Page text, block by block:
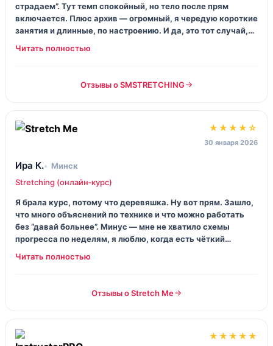
страдаем”. Тут темп спокойный, но тело после прям
включается. Плюс архив — огромный, я чередую короткие
занятия и длинные, по настроению. И да, это тот случай,
Отзывы о SMSTRETCHING
★★★★☆
30 января 2026
Ира К.
Минск
Stretching (онлайн‑курс)
Я брала курс, потому что деревяшка. Ну вот прям. Зашло,
что много объяснений по технике и что можно работать
без “давай больнее”. Минус — мне не хватило схемы
прогресса по неделям, я люблю, когда есть чёткий
Отзывы о Stretch Me
★★★★★